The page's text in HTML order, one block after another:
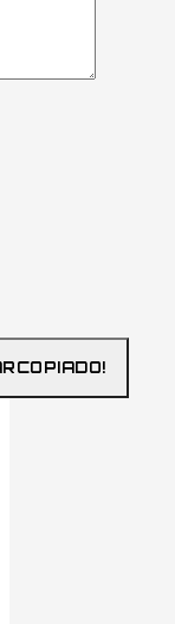
COPIADO!